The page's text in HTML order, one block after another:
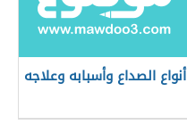
أنواع الصداع وأسبابه وعلاجه